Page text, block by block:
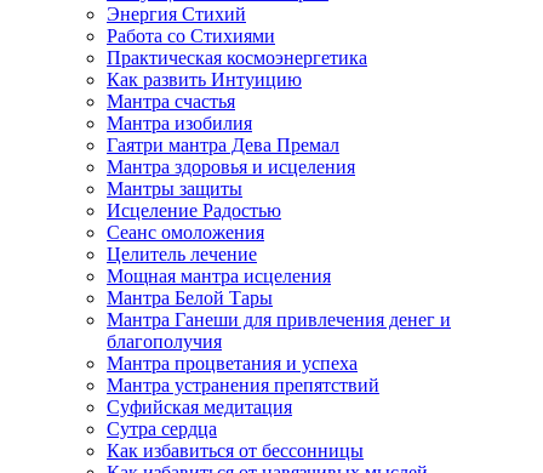
Энергия Стихий
Работа со Стихиями
Практическая космоэнергетика
Как развить Интуицию
Мантра счастья
Мантра изобилия
Гаятри мантра Дева Премал
Мантра здоровья и исцеления
Мантры защиты
Исцеление Радостью
Сеанс омоложения
Целитель лечение
Мощная мантра исцеления
Мантра Белой Тары
Мантра Ганеши для привлечения денег и
благополучия
Мантра процветания и успеха
Мантра устранения препятствий
Суфийская медитация
Сутра сердца
Как избавиться от бессонницы